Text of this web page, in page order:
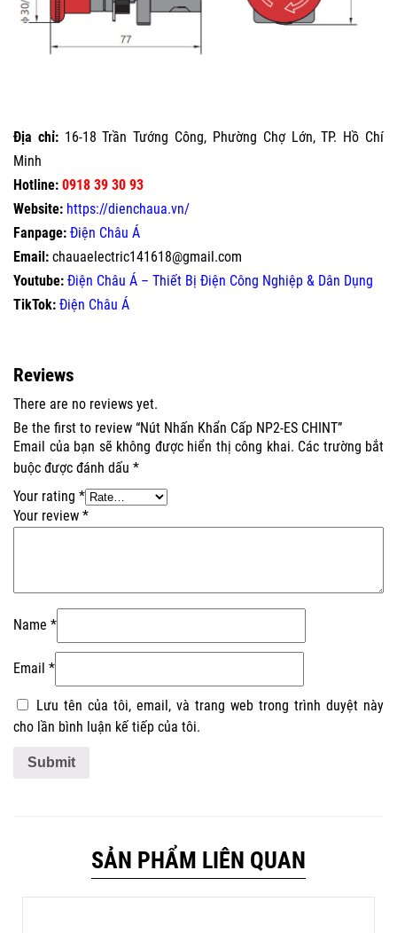
Địa chỉ:16-18 Trần Tướng Công, Phường Chợ Lớn, TP. Hồ Chí
Minh
Hotline: 0918 39 30 93
Website: https://dienchaua.vn/
Fanpage: Điện Châu Á
Email: chauaelectric141618@gmail.com
Youtube: Điện Châu Á – Thiết Bị Điện Công Nghiệp & Dân Dụng
TikTok: Điện Châu Á
Reviews
There are no reviews yet.
Be the first to review “Nút Nhấn Khẩn Cấp NP2-ES CHINT”
Email của bạn sẽ không được hiển thị công khai. Các trường bắt
buộc được đánh dấu *
Your rating *
Your review *
Name *
Email *
Lưu tên của tôi, email, và trang web trong trình duyệt này
cho lần bình luận kế tiếp của tôi.
SẢN PHẨM LIÊN QUAN